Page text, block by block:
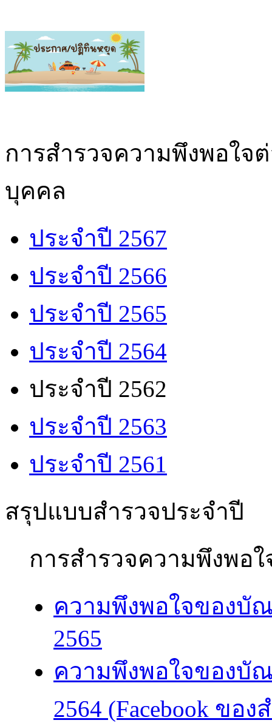
การสำรวจความพึงพอใจ
บุคคล
ประจำปี 2567
ประจำปี 2566
ประจำปี 2565
ประจำปี 2564
ประจำปี 2562
ประจำปี 2563
ประจำปี 2561
สรุปแบบสำรวจประจำปี
การสำรวจความพึงพอ
ความพึงพอใจของบั
2565
ความพึงพอใจของบั
2564 (Facebook ขอ